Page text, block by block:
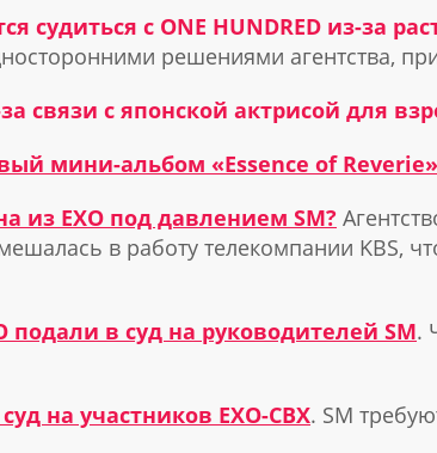
судиться с ONE HUNDRED из-за
решениями агентства,
связи с японской актрисой для
мини-альбом «Essence of Reverie»
из EXO под давлением SM?
в работу телекомпании KBS,
в суд на руководителей SM.
на участников EXO-CBX. SM